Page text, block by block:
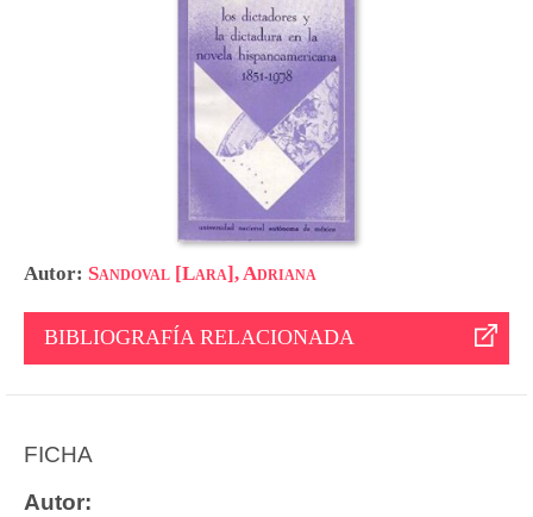
Autor: Sandoval [Lara], Adriana
BIBLIOGRAFÍA RELACIONADA
FICHA
Autor: